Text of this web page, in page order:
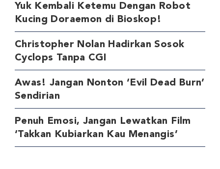
Yuk Kembali Ketemu Dengan Robot
Kucing Doraemon di Bioskop!
Christopher Nolan Hadirkan Sosok
Cyclops Tanpa CGI
Awas! Jangan Nonton ‘Evil Dead Burn’
Sendirian
Penuh Emosi, Jangan Lewatkan Film
‘Takkan Kubiarkan Kau Menangis’